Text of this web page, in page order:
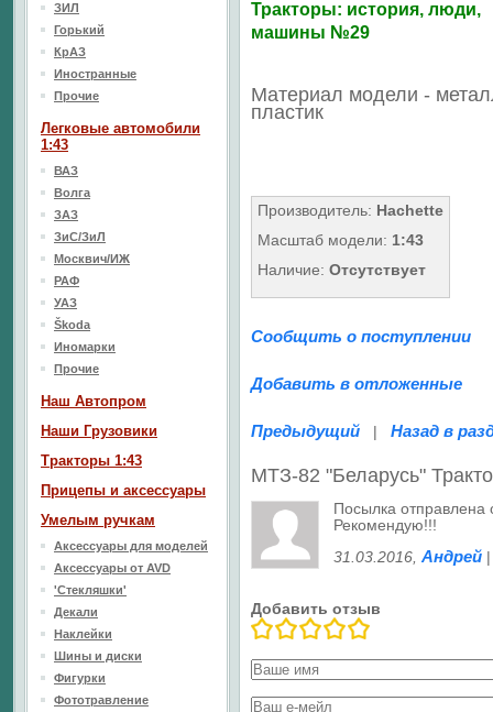
Тракторы: история, люди,
машины №29
Материал модели -
пластик
Производитель: Hachette
Масштаб модели: 1:43
Наличие: Отсутствует
Сообщить о поступлении
Добавить в отложенные
Предыдущий | Назад в
МТЗ-82 "Беларусь"
Посылка отправлена
Рекомендую!!!
31.03.2016 Андрей
Добавить отзыв
ЗИЛ
Горький
КрАЗ
Иностранные
Прочие
Легковые автомобили
1:43
ВАЗ
Волга
ЗАЗ
ЗиС/ЗиЛ
Москвич/ИЖ
РАФ
УАЗ
Škoda
Иномарки
Прочие
Наш Aвтопром
Наши Грузовики
Тракторы 1:43
Прицепы и аксессуары
Умелым ручкам
Аксессуары для моделей
Аксессуары от AVD
'Стекляшки'
Декали
Наклейки
Шины и диски
Фигурки
Фототравление